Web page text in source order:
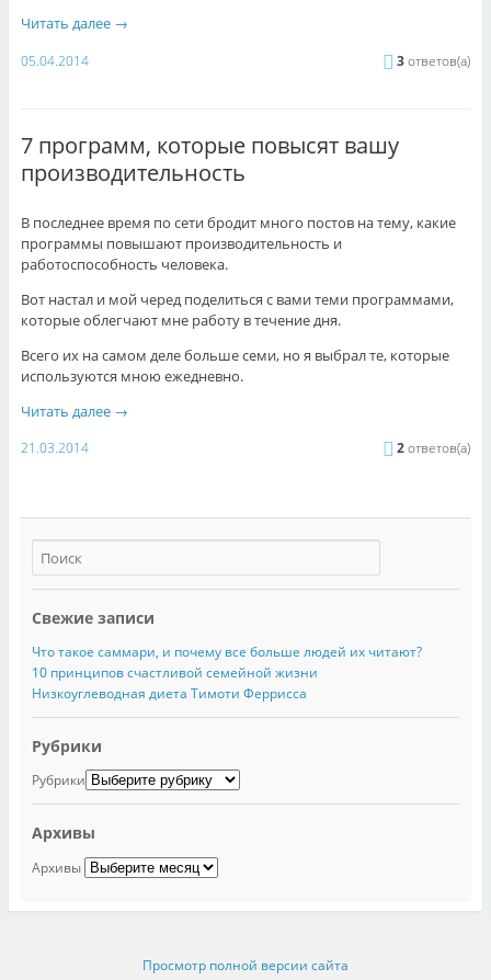
Читать далее →
05.04.2014 3ответов(а)
7 программ, которые повысят вашу
производительность
В последнее время по сети бродит много постов на тему, какие
программы повышают производительность и
работоспособность человека.
Вот настал и мой черед поделиться с вами теми программами,
которые облегчают мне работу в течение дня.
Всего их на самом деле больше семи, но я выбрал те, которые
используются мною ежедневно.
Читать далее →
21.03.2014 2ответов(а)
Свежие записи
Что такое саммари, и почему все больше людей их читают?
10 принципов счастливой семейной жизни
Низкоуглеводная диета Тимоти Феррисса
Рубрики
Рубрики
Архивы
Архивы
Просмотр полной версии сайта